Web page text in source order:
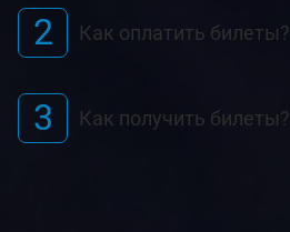
2 Как оплатить билеты?
3 Как получить билеты?